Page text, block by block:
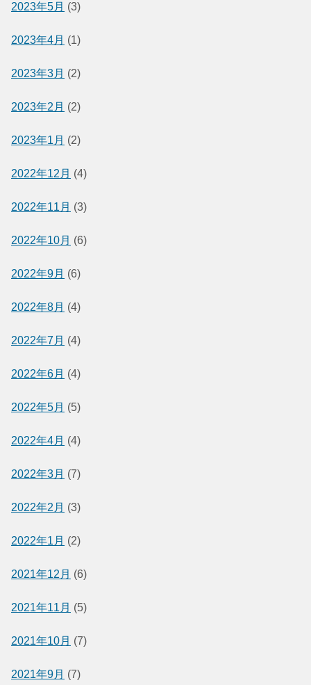
2023年5月 (3)
2023年4月 (1)
2023年3月 (2)
2023年2月 (2)
2023年1月 (2)
2022年12月 (4)
2022年11月 (3)
2022年10月 (6)
2022年9月 (6)
2022年8月 (4)
2022年7月 (4)
2022年6月 (4)
2022年5月 (5)
2022年4月 (4)
2022年3月 (7)
2022年2月 (3)
2022年1月 (2)
2021年12月 (6)
2021年11月 (5)
2021年10月 (7)
2021年9月 (7)